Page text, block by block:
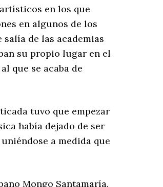
en los que
en algunos de los
de las academias
su propio lugar en el
que se acaba de
tuvo que empezar
había dejado de ser
a medida que
Mongo Santamaría,